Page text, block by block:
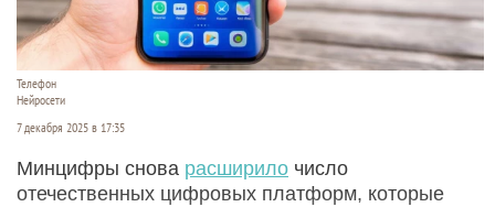
Телефон
Нейросети
7 декабря 2025 в 17:35
Минцифры снова расширило число
отечественных цифровых платформ, которые